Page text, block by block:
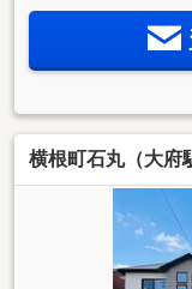
横根町石丸（大府